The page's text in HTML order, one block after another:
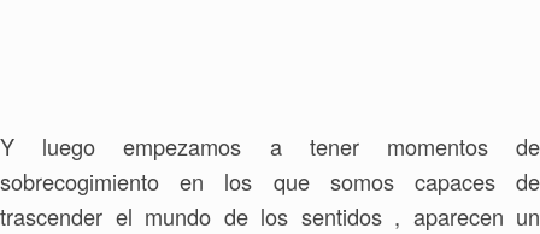
Y luego empezamos a tener momentos de
sobrecogimiento en los que somos capaces de
trascender el mundo de los sentidos , aparecen un